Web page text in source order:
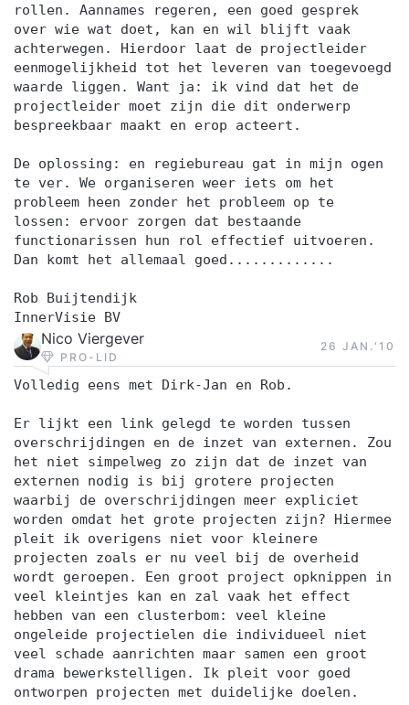
gangbare standaarden te behandelen. Voor meer
informatie of advies over certificering kunt u met
ons contact opnemen. Certificaat Na
trainingsafronding wordt een Dimensions
Training-certificaat als deelnamebewijs uitgereikt.
Onze klanten Unilever, T-mobile, Philips,
CocaCola, Shimano, Nespresso, Allianz,
Vodafone Ziggo, RaboBank, Heineken, Ecco,
Group 2000, PAC, Staples, Skoop, IBO,
Twinsense, Total Reality, Modere, Steinweg,
Gebroeders Kok, Eco Result, Achmea, AMG,
Tata Steel Group, SEO, Van Oord, VVV Nederland,
Agrifirm, Gas Unie, Eneco, NS, De Volksbank,
Growth Tribe, Wabtec, Reddata, Nationale Politie,
Belastingdienst, Interpolis, Rijkswaterstaat, Ictro,
Group, Ministerie van Binnenlandse Zaken,
Ministerie van Defensie, Sociale
VerzekeringsBank, HHS, Gemeente Staphorst,
Marine Museum, Gemeente Maassluis, Gemeente
Amsterdam, Gemeente Eindhoven UMCG,
Hogeschool Rotterdam, Hogeschool Den Haag.
Aanverwante organisaties scrum.org Franklin
Covey Agile Consortium IPMA RSM Erasmus
Universiteit Agile Holland Agile & Scrum
Coaching The Hague
rollen. Aannames regeren, een goed gesprek
over wie wat doet, kan en wil blijft vaak
achterwegen. Hierdoor laat de projectleider
eenmogelijkheid tot het leveren van toegevoegd
waarde liggen. Want ja: ik vind dat het de
projectleider moet zijn die dit onderwerp
bespreekbaar maakt en erop acteert.
De oplossing: en regiebureau gat in mijn ogen
te ver. We organiseren weer iets om het
probleem heen zonder het probleem op te
lossen: ervoor zorgen dat bestaande
functionarissen hun rol effectief uitvoeren.
Dan komt het allemaal goed.............
Rob Buijtendijk
InnerVisie BV
Nico Viergever
PRO-LID
26 JAN.‘10
Volledig eens met Dirk-Jan en Rob.
Er lijkt een link gelegd te worden tussen
overschrijdingen en de inzet van externen. Zou
het niet simpelweg zo zijn dat de inzet van
externen nodig is bij grotere projecten
waarbij de overschrijdingen meer expliciet
worden omdat het grote projecten zijn? Hiermee
pleit ik overigens niet voor kleinere
projecten zoals er nu veel bij de overheid
wordt geroepen. Een groot project opknippen in
veel kleintjes kan en zal vaak het effect
hebben van een clusterbom: veel kleine
ongeleide projectielen die individueel niet
veel schade aanrichten maar samen een groot
drama bewerkstelligen. Ik pleit voor goed
ontworpen projecten met duidelijke doelen.